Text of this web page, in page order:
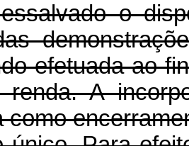
o
efetuada ao
renda. A
como